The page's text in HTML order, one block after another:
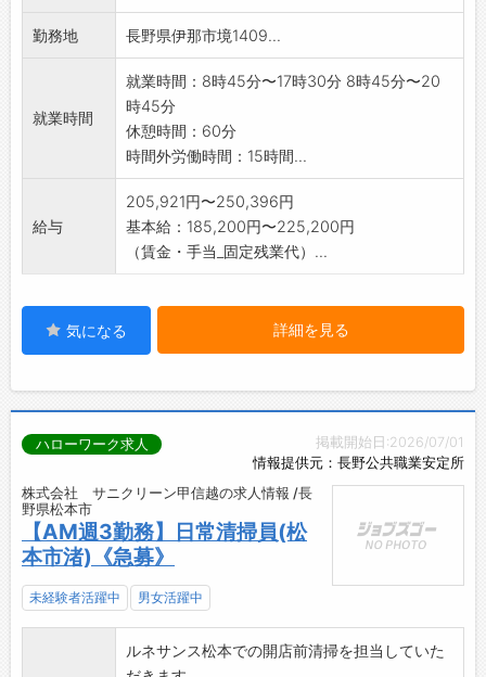
勤務地 長野県伊那市境1409...
就業時間
就業時間：8時45分〜17時30分 8時45分〜20
時45分
休憩時間：60分
時間外労働時間：15時間...
給与
205,921円〜250,396円
基本給：185,200円〜225,200円
（賃金・手当_固定残業代）...
気になる 詳細を見る
掲載開始日:2026/07/01
情報提供元：長野公共職業安定所
ハローワーク求人
株式会社 サニクリーン甲信越の求人情報 /長
野県松本市
【AM週3勤務】日常清掃員(松
本市渚)《急募》
未経験者活躍中 男女活躍中
ルネサンス松本での開店前清掃を担当していた